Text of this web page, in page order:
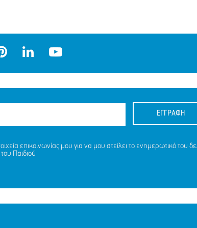
ΕΓΓΡΑΦΗ
επικοινωνίας μου για να μου στείλει το ενημερωτικό του
Παιδιού